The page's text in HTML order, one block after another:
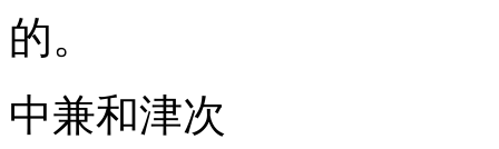
的。
中兼和津次